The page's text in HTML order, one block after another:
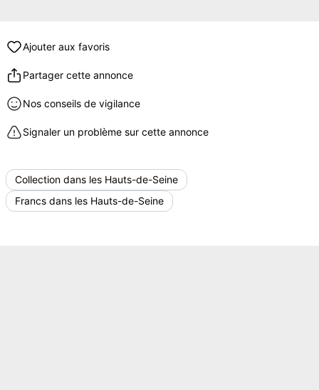
Ajouter aux favoris
Partager cette annonce
Nos conseils de vigilance
Signaler un problème sur cette annonce
Collection dans les Hauts-de-Seine
Francs dans les Hauts-de-Seine